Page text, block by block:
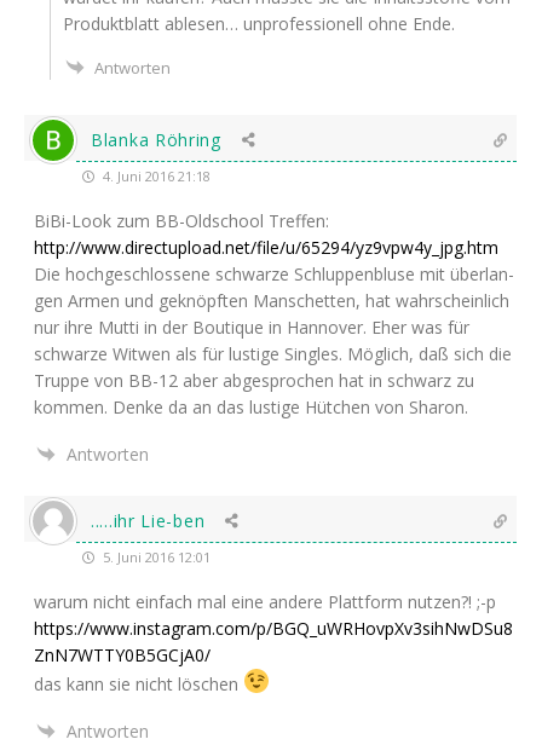
Pro­dukt­blatt able­sen… unpro­fes­sio­nell ohne Ende.
Antworten
Blanka Röhring
4. Juni 2016 21:18
BiBi-Look zum BB-Old­school Tref­fen:
http://www.directupload.net/file/u/65294/yz9vpw4y_jpg.htm
Die hoch­ge­schlos­se­ne schwar­ze Schlup­pen­blu­se mit über­lan­
gen Armen und geknöpf­ten Man­schet­ten, hat wahr­schein­lich
nur ihre Mut­ti in der Bou­tique in Han­no­ver. Eher was für
schwar­ze Wit­wen als für lus­ti­ge Sin­gles. Mög­lich, daß sich die
Trup­pe von BB-12 aber abge­spro­chen hat in schwarz zu
kom­men. Den­ke da an das lus­ti­ge Hüt­chen von Sharon.
Antworten
.....ihr Lie-ben
5. Juni 2016 12:01
war­um nicht ein­fach mal eine ande­re Platt­form nut­zen?! ;-p
https://www.instagram.com/p/BGQ_uWRHovpXv3sihNwDSu8
ZnN7WTTY0B5GCjA0/
das kann sie nicht löschen
Antworten